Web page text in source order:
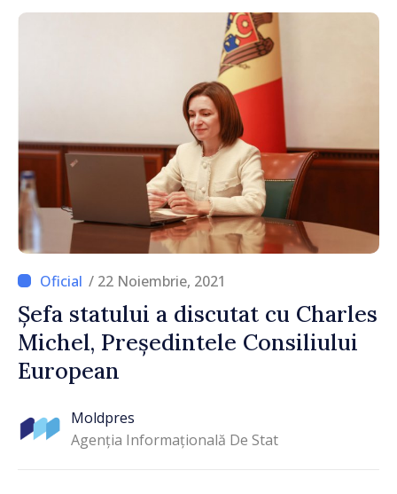
/ 22 Noiembrie, 2021
Șefa statului a discutat cu Charles
Michel, Președintele Consiliului
European
Moldpres
Agenția Informațională De Stat